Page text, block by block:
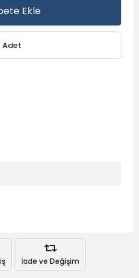
Ekle
Adet
İade ve Değişim